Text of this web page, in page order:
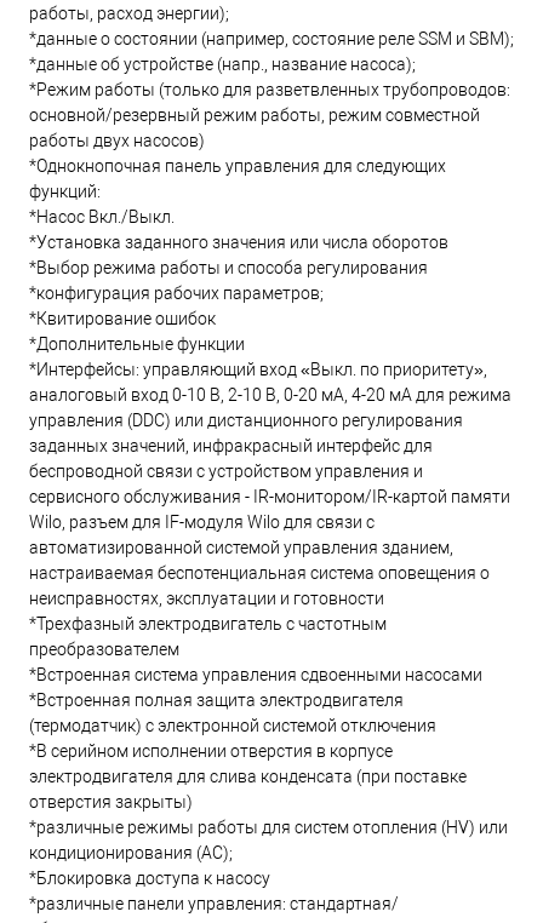
работы, расход энергии);
*данные о состоянии (например, состояние реле SSM и SBM);
*данные об устройстве (напр., название насоса);
*Режим работы (только для разветвленных трубопроводов:
основной/резервный режим работы, режим совместной
работы двух насосов)
*Однокнопочная панель управления для следующих
функций:
*Насос Вкл./Выкл.
*Установка заданного значения или числа оборотов
*Выбор режима работы и способа регулирования
*конфигурация рабочих параметров;
*Квитирование ошибок
*Дополнительные функции
*Интерфейсы: управляющий вход «Выкл. по приоритету»,
аналоговый вход 0-10 В, 2-10 В, 0-20 мА, 4-20 мА для ​режима
управления (DDC) или дистанционного регулирования
заданных значений, инфракрасный интерфейс для
беспроводной связи с устройством управления и
сервисного обслуживания - IR-монитором/IR-картой памяти
Wilo, разъем для IF-модуля Wilo для связи с
автоматизированной системой управления зданием,
настраиваемая беспотенциальная система оповещения о
неисправностях, эксплуатации и готовности
*Трехфазный электродвигатель с частотным
преобразователем
*Встроенная система управления сдвоенными насосами
*Встроенная полная защита электродвигателя
(термодатчик) с электронной системой отключения
*В серийном исполнении отверстия в корпусе
электродвигателя для слива конденсата (при поставке
отверстия закрыты)
*различные режимы работы для систем отопления (HV) или
кондиционирования (AC);
*Блокировка доступа к насосу
*различные панели управления: стандартная/